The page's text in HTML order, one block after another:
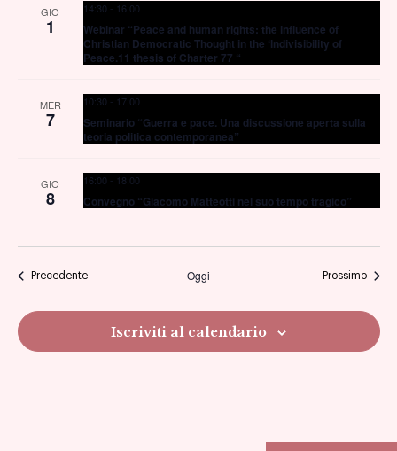
GIO
1
14:30 - 16:00
Webinar “Peace and human rights: the influence of
Christian Democratic Thought in the ‘lndivisibility of
Peace.11 thesis of Charter 77 “
MER
7
10:30 - 17:00
Seminario “Guerra e pace. Una discussione aperta sulla
teoria politica contemporanea”
GIO
8
16:00 - 18:00
Convegno “Giacomo Matteotti nel suo tempo tragico”
PrecedenteEventi Oggi ProssimoEventi
Iscriviti al calendario